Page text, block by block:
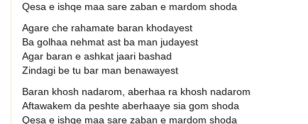
Qesa e ishqe maa sare zaban e mardom shoda
Agare che rahamate baran khodayest
Ba golhaa nehmat ast ba man judayest
Agar baran e ashkat jaari bashad
Zindagi be tu bar man benawayest
Baran khosh nadarom, aberhaa ra khosh nadarom
Aftawakem da peshte aberhaaye sia gom shoda
Qesa e ishqe maa sare zaban e mardom shoda